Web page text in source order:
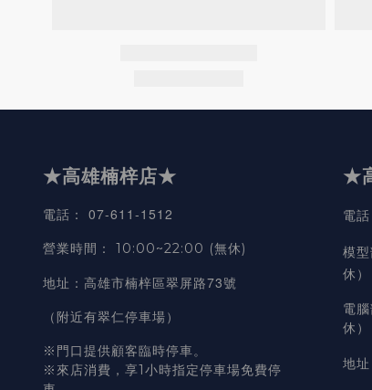
★高雄楠梓店★
電話 ： 07-611-1512
營業時間 ： 10:00~22:00 (無休)
地址 ： 高雄市楠梓區翠屏路73號
（附近有翠仁停車場）
※門口提供顧客臨時停車。
※來店消費，享1小時指定停車場免費停
★
電
模
休）
電
休）
地址